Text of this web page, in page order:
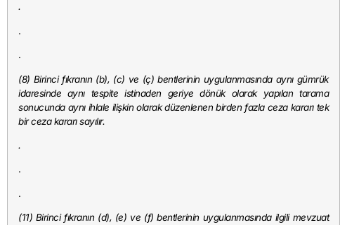
.
.
.
(8) Birinci fıkranın (b), (c) ve (ç) bentlerinin uygulanmasında aynı gümrük
idaresinde aynı tespite istinaden geriye dönük olarak yapılan tarama
sonucunda aynı ihlale ilişkin olarak düzenlenen birden fazla ceza kararı tek
bir ceza kararı sayılır.
.
.
.
(11) Birinci fıkranın (d), (e) ve (f) bentlerinin uygulanmasında ilgili mevzuat